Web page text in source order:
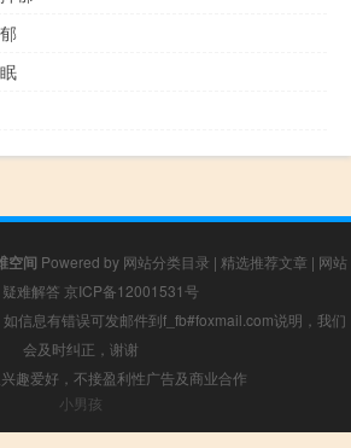
空间 Powered by 网站分类目录 | 精选推荐文章 | 网站
疑难解答 京ICP备12001531号
信息有错误可发邮件到f_fb#foxmail.com说明，我们
会及时纠正，谢谢
趣爱好，不接盈利性广告及商业合作
小男孩